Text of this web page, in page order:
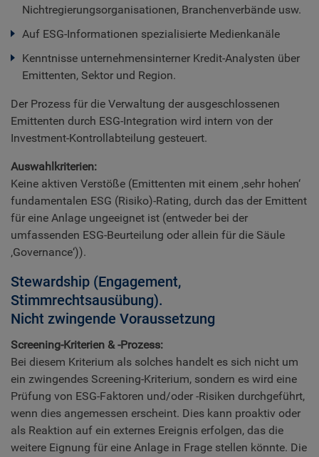
Nichtregierungsorganisationen, Branchenverbände usw.
Auf ESG-Informationen spezialisierte Medienkanäle
Kenntnisse unternehmensinterner Kredit-Analysten über
Emittenten, Sektor und Region.
Der Prozess für die Verwaltung der ausgeschlossenen
Emittenten durch ESG-Integration wird intern von der
Investment-Kontrollabteilung gesteuert.
Auswahlkriterien:
Keine aktiven Verstöße (Emittenten mit einem ‚sehr hohen‘
fundamentalen ESG (Risiko)-Rating, durch das der Emittent
für eine Anlage ungeeignet ist (entweder bei der
umfassenden ESG-Beurteilung oder allein für die Säule
‚Governance‘)).
Stewardship (Engagement,
Stimmrechtsausübung).
Nicht zwingende Voraussetzung
Screening-Kriterien & -Prozess:
Bei diesem Kriterium als solches handelt es sich nicht um
ein zwingendes Screening-Kriterium, sondern es wird eine
Prüfung von ESG-Faktoren und/oder -Risiken durchgeführt,
wenn dies angemessen erscheint. Dies kann proaktiv oder
als Reaktion auf ein externes Ereignis erfolgen, das die
weitere Eignung für eine Anlage in Frage stellen könnte. Die